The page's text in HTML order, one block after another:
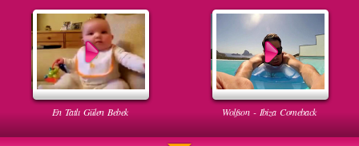
En Tatlı Gülen Bebek Wolfson - Ibiza Comeback